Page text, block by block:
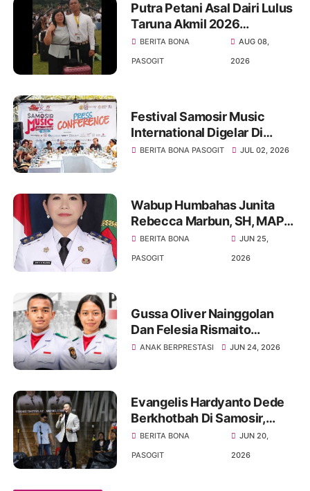
Putra Petani Asal Dairi Lulus
Taruna Akmil 2026
Wujudkan Cita-cita Sejak
Kecil
BERITA BONA
PASOGIT
AUG 08,
2026
Festival Samosir Music
International Digelar Di
Tuktuk Siadong Dan Menjadi
BERITA BONA PASOGIT JUL 02, 2026
Wabup Humbahas Junita
Rebecca Marbun, SH, MAP
Layangkan Somasi Kepada
Bupati Minim Terlibat Dalam
BERITA BONA
PASOGIT
JUN 25,
2026
Gussa Oliver Nainggolan
Dan Felesia Rismaito
Munthe Harumkan Nama
ANAK BERPRESTASI JUN 24, 2026
Evangelis Hardyanto Dede
Berkhotbah Di Samosir,
Bupati Pembangunan
Infrastruktur Dan Rohani
BERITA BONA
PASOGIT
JUN 20,
2026